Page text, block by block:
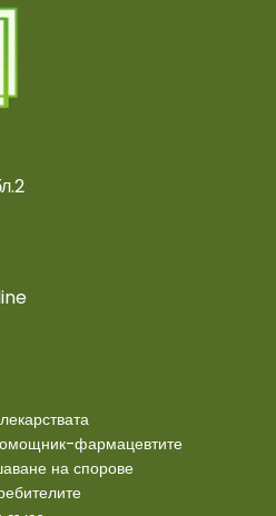
фармацевтите
на спорове